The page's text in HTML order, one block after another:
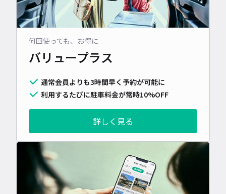
何回使っても、お得に
バリュープラス
通常会員よりも3時間早く予約が可能に
利用するたびに駐車料金が常時10%OFF
詳しく見る